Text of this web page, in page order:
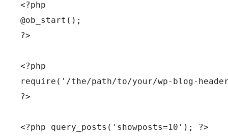
<?php
@ob_start();
?>
<?php
require('/the/path/to/your/wp-blog-
?>
<?php query_posts('showposts=10'); ?>